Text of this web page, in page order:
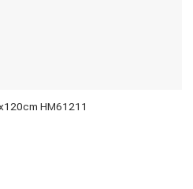
HM61211